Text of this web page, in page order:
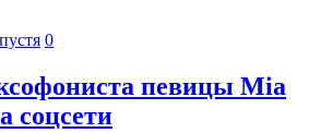
0
певицы Mia
соцсети